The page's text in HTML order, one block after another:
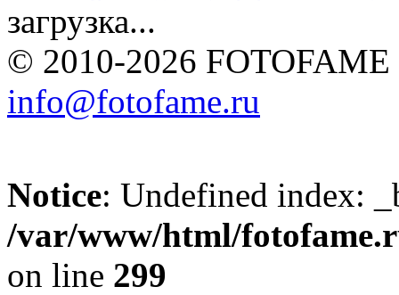
загрузка...
© 2010-2026 FOTOFAME
info@fotofame.ru
Notice: Undefined index:
/var/www/html/
on line 299